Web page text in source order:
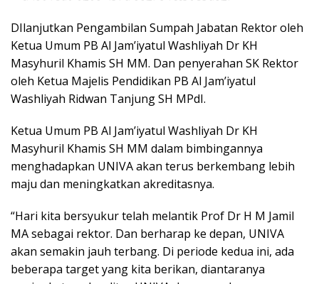
DIlanjutkan Pengambilan Sumpah Jabatan Rektor oleh
Ketua Umum PB Al Jam’iyatul Washliyah Dr KH
Masyhuril Khamis SH MM. Dan penyerahan SK Rektor
oleh Ketua Majelis Pendidikan PB Al Jam’iyatul
Washliyah Ridwan Tanjung SH MPdI.
Ketua Umum PB Al Jam’iyatul Washliyah Dr KH
Masyhuril Khamis SH MM dalam bimbingannya
menghadapkan UNIVA akan terus berkembang lebih
maju dan meningkatkan akreditasnya.
“Hari kita bersyukur telah melantik Prof Dr H M Jamil
MA sebagai rektor. Dan berharap ke depan, UNIVA
akan semakin jauh terbang. Di periode kedua ini, ada
beberapa target yang kita berikan, diantaranya